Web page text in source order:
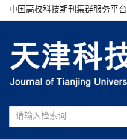
中国高校科技期刊集群服务平台